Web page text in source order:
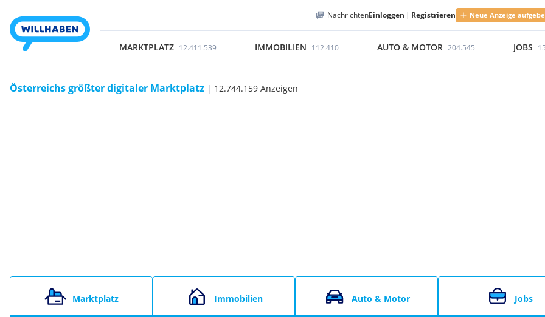
NachrichtenEinloggen | Registrieren Neue Anzeige
MARKTPLATZ 12.411.539 IMMOBILIEN 112.410 AUTO & MOTOR 204.545 JOBS
Österreichs größter digitaler Marktplatz | 12.744.159 Anzeigen
Marktplatz Immobilien Auto & Motor Jobs